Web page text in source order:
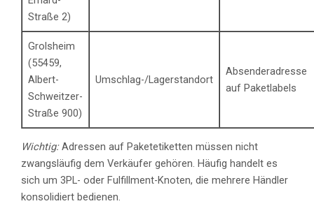
Straße 2)
Grolsheim
(55459,
Albert-
Schweitzer-
Straße 900)
Umschlag-/Lagerstandort
Absenderadresse
auf Paketlabels
Wichtig:Adressen auf Paketetiketten müssen nicht
zwangsläufig dem Verkäufer gehören. Häufig handelt es
sich um 3PL- oder Fulfillment-Knoten, die mehrere Händler
konsolidiert bedienen.